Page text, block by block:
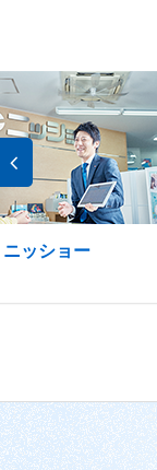
ニッショー